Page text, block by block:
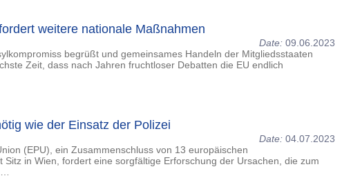
weitere nationale Maßnahmen
Date: 09.06.2023
begrüßt und gemeinsames Handeln der Mitgliedsstaaten
Zeit, dass nach Jahren fruchtloser Debatten die EU endlich
wie der Einsatz der Polizei
Date: 04.07.2023
(EPU), ein Zusammenschluss von 13 europäischen
Sitz in Wien, fordert eine sorgfältige Erforschung der Ursachen, die zum